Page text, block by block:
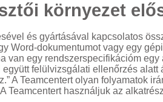
környezet
és gyártásával kapcsolatos
Word-dokumentumot vagy egy
van egy rendszerspecifikációm
felülvizsgálati ellenőrzés
A Teamcentert olyan folyamatok
Teamcentert használjuk az